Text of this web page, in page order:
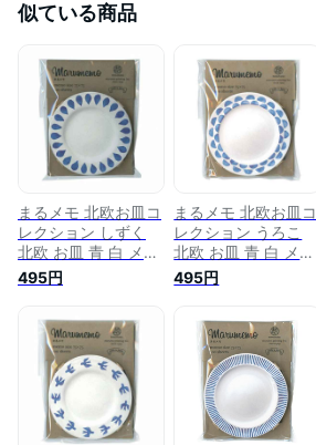
似ている商品
まるメモ 北欧お皿コ
レクション しずく
北欧 お皿 青 白 メモ
メッセージ 人気 か
わいい おしゃれ 白
D-D 100枚入 日本製
マルモ印刷
495円
まるメモ 北欧お皿コ
レクション うろこ
北欧 お皿 青 白 メモ
メッセージ 人気 か
わいい おしゃれ 白
D-S 100枚入 日本製
マルモ印刷
495円